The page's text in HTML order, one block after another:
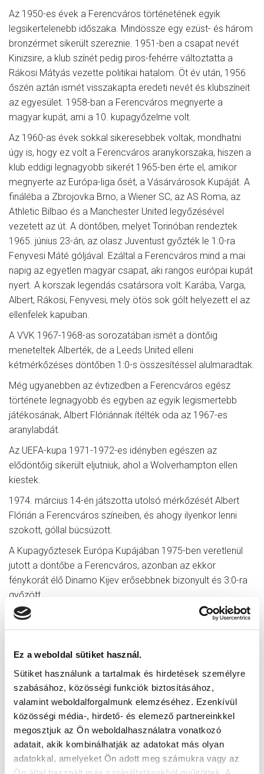
Ez a weboldal sütiket használ.
Sütiket használunk a tartalmak és hirdetések személyre
szabásához, közösségi funkciók biztosításához,
valamint weboldalforgalmunk elemzéséhez. Ezenkívül
közösségi média-, hirdető- és elemező partnereinkkel
megosztjuk az Ön weboldalhasználatra vonatkozó
adatait, akik kombinálhatják az adatokat más olyan
adatokkal, amelyeket Ön adott meg számukra vagy az
Az 1950-es évek a Ferencváros történetének egyik
legsikertelenebb időszaka. Mindössze egy ezüst- és három
bronzérmet sikerült szereznie. 1951-ben a csapat nevét
Kinizsire, a klub színét pedig piros-fehérre változtatta a
Rákosi Mátyás vezette politikai hatalom. Öt év után, 1956
őszén aztán ismét visszakapta eredeti nevét és klubszíneit
az egyesület. 1958-ban a Ferencváros megnyerte a
magyar kupát, ami a 10. kupagyőzelme volt.
Az 1960-as évek sokkal sikeresebbek voltak, mondhatni
úgy is, hogy ez volt a Ferencváros aranykorszaka, hiszen a
klub eddigi legnagyobb sikerét 1965-ben érte el, amikor
megnyerte az Európa-liga ősét, a Vásárvárosok Kupáját. A
fináléba a Zbrojovka Brno, a Wiener SC, az AS Roma, az
Athletic Bilbao és a Manchester United legyőzésével
vezetett az út. A döntőben, melyet Torinóban rendeztek
1965. június 23-án, az olasz Juventust győzték le 1:0-ra
Fenyvesi Máté góljával. Ezáltal a Ferencváros mind a mai
napig az egyetlen magyar csapat, aki rangos európai kupát
nyert. A korszak legendás csatársora volt: Karába, Varga,
Albert, Rákosi, Fenyvesi, mely ötös sok gólt helyezett el az
ellenfelek kapuiban.
A VVK 1967-1968-as sorozatában ismét a döntőig
meneteltek Alberték, de a Leeds United elleni
kétmérkőzéses döntőben 1:0-s összesítéssel alulmaradtak.
Még ugyanebben az évtizedben a Ferencváros egész
története legnagyobb és egyben az egyik legismertebb
játékosának, Albert Flóriánnak ítélték oda az 1967-es
aranylabdát.
Az UEFA-kupa 1971-1972-es idényben egészen az
elődöntőig sikerült eljutniuk, ahol a Wolverhampton ellen
kiestek.
1974. március 14-én játszotta utolsó mérkőzését Albert
Flórián a Ferencváros színeiben, és ahogy ilyenkor lenni
szokott, góllal búcsúzott.
A Kupagyőztesek Európa Kupájában 1975-ben veretlenül
jutott a döntőbe a Ferencváros, azonban az ekkor
fénykorát élő Dinamo Kijev erősebbnek bizonyult és 3:0-ra
győzött.
Az 1980-1981-es idény végén Nyilasi Tibor az európai
góllövőlistán elért második helyével – 30 gól – ezüstcipős
leggyengébb szereplését hozta és mindössze a 13. helyen
végzett a gárda.
A klub korábbi kiváló játékosa, Novák Dezső irányításával
az 1994-1995-ös bajnokságot megnyerte a Fradi és első
magyar csapatként a belga RSC Anderlecht legyőzésével a